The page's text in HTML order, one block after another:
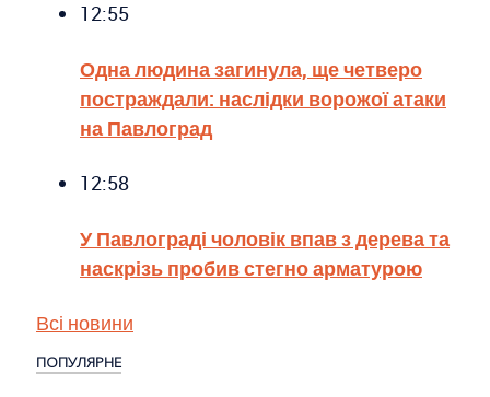
12:55
Одна людина загинула, ще четверо
постраждали: наслідки ворожої атаки
на Павлоград
12:58
У Павлограді чоловік впав з дерева та
наскрізь пробив стегно арматурою
Всі новини
ПОПУЛЯРНЕ